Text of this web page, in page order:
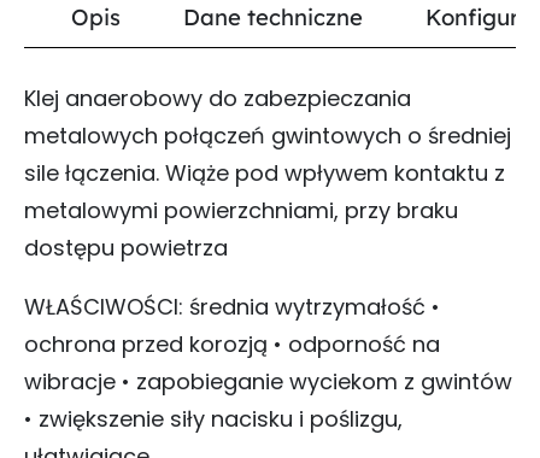
Opis Dane techniczne
Klej anaerobowy do zabezpieczania
metalowych połączeń gwintowych o średniej
sile łączenia. Wiąże pod wpływem kontaktu z
metalowymi powierzchniami, przy braku
dostępu powietrza
WŁAŚCIWOŚCI: średnia wytrzymałość •
ochrona przed korozją • odporność na
wibracje • zapobieganie wyciekom z gwintów
• zwiększenie siły nacisku i poślizgu,